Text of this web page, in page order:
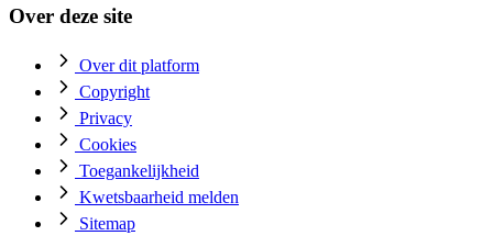
Over deze site
Over dit platform
Copyright
Privacy
Cookies
Toegankelijkheid
Kwetsbaarheid melden
Sitemap